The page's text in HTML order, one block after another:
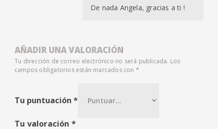
De nada Angela, gracias a ti !
AÑADIR UNA VALORACIÓN
Tu dirección de correo electrónico no será publicada. Los
campos obligatorios están marcados con *
Tu puntuación *
Tu valoración *